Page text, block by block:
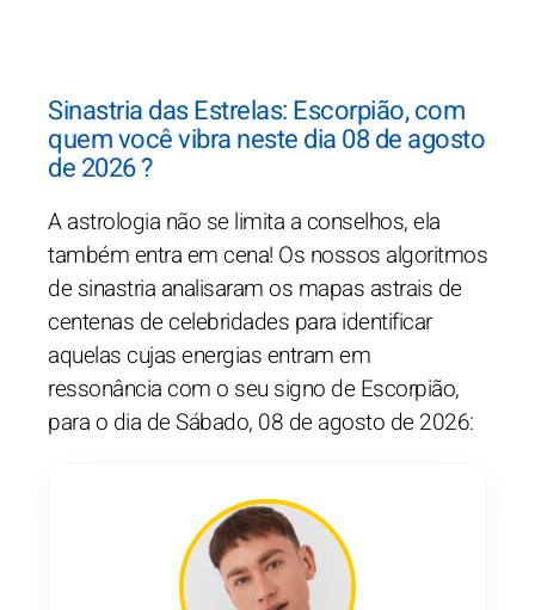
Sinastria das Estrelas: Escorpião, com
quem você vibra neste dia 08 de agosto
de 2026 ?
A astrologia não se limita a conselhos, ela
também entra em cena! Os nossos algoritmos
de sinastria analisaram os mapas astrais de
centenas de celebridades para identificar
aquelas cujas energias entram em
ressonância com o seu signo de Escorpião,
para o dia de Sábado, 08 de agosto de 2026: